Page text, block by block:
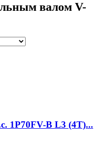
валом V-
1Р70FV-B L3 (4Т)...